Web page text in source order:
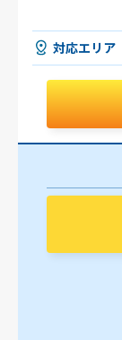
対応エリア